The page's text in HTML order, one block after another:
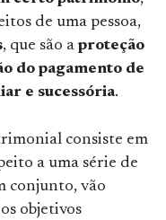
de uma pessoa,
, que são a proteção
do pagamento de
e sucessória.
consiste em
a uma série de
conjunto, vão
objetivos